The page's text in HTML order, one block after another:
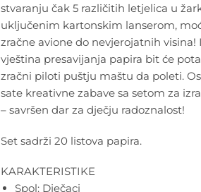
stvaranju čak 5 različitih letjelica u
uključenim kartonskim lanserom,
zračne avione do nevjerojatnih visina!
vještina presavijanja papira bit će
zračni piloti puštju maštu da poleti.
sate kreativne zabave sa setom za
– savršen dar za dječju radoznalost!
Set sadrži 20 listova papira.
KARAKTERISTIKE
Spol: Dječaci